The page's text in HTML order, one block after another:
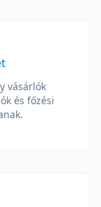
vásárlók
és főzési